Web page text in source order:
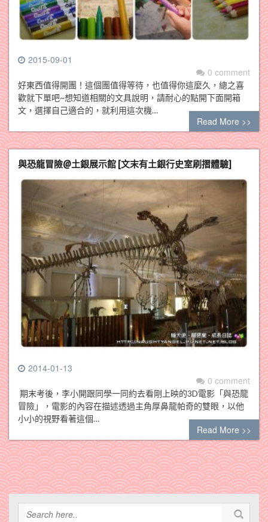
2015-09-01
0 comment
好東西值得開團！這個團值得等待，也值得你這麼久，總之喜
歡就下單吧~想知道相關的文具說明，請耐心的點開下面開箱
文，選擇自己適合的，就利用這次機…
Read More >>
與恐龍冒險@土銀展示館 [文末有土銀行史室刷摺體驗]
2014-01-13
0 comment
期末考後，李小開跟同學一同約去看剛上映的3D電影「與恐龍
冒險」，電影的內容在描述透過主角厚鼻龍帕奇的雙眼，以他
小小的視野看著這個…
Read More >>